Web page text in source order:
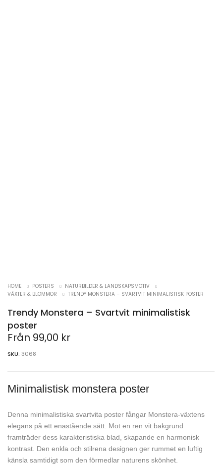
HOME POSTERS
NATURBILDER & LANDSKAPSMOTIV
VÄXTER & BLOMMOR
TRENDY MONSTERA – SVARTVIT MINIMALISTISK POSTER
Trendy Monstera – Svartvit minimalistisk
poster
Från 99,00 kr
SKU: 3068
Minimalistisk monstera poster
Denna minimalistiska svartvita poster fångar Monstera-växtens
elegans på ett enastående sätt. Mot en ren vit bakgrund
framträder dess karakteristiska blad, skapande en harmonisk
kontrast. Den enkla och stilrena designen ger rummet en luftig
känsla samtidigt som den förmedlar naturens skönhet.